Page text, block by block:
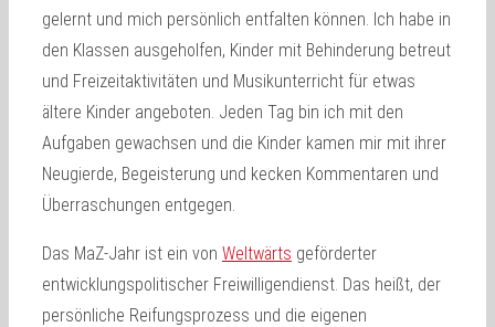
gelernt und mich persönlich entfalten können. Ich habe in
den Klassen ausgeholfen, Kinder mit Behinderung betreut
und Freizeitaktivitäten und Musikunterricht für etwas
ältere Kinder angeboten. Jeden Tag bin ich mit den
Aufgaben gewachsen und die Kinder kamen mir mit ihrer
Neugierde, Begeisterung und kecken Kommentaren und
Überraschungen entgegen.
Das MaZ-Jahr ist ein von Weltwärts geförderter
entwicklungspolitischer Freiwilligendienst. Das heißt, der
persönliche Reifungsprozess und die eigenen